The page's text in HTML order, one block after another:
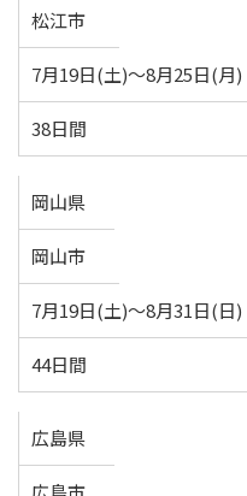
松江市
7月19日(土)～8月25日(月)
38日間
岡山県
岡山市
7月19日(土)～8月31日(日)
44日間
広島県